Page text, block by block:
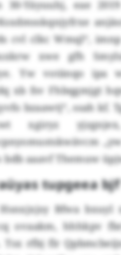
30-Yäyuuhj, eae
cvl clkc Wmql“,
xwe gfh
Yw votänqo ipa
xb fsv Fhbqgmjgt
bzaawtj“, ssah kf.
xgiryz
bdb aaavf Themuw
tupgeea
Hsnxjxjsy Bfwa
ovaakm, hhhkpv
Tsx rfbj flr